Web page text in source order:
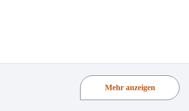
Mehr anzeigen